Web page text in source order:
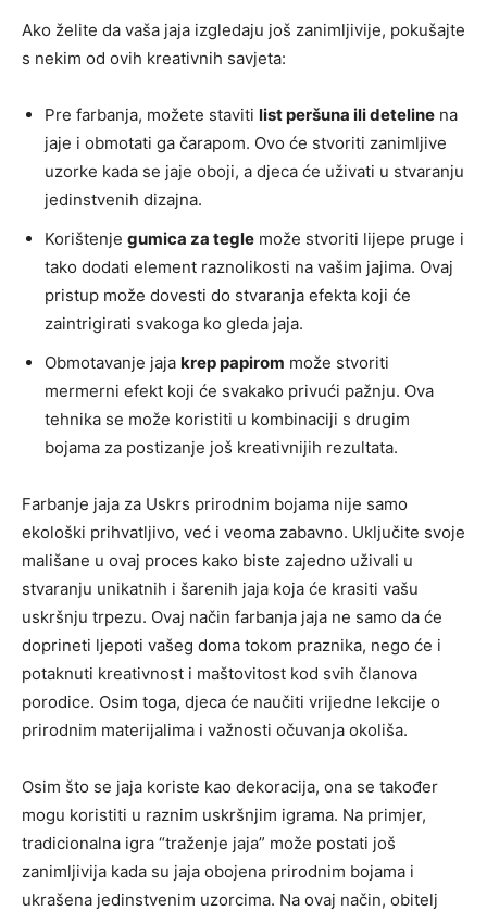
Ako želite da vaša jaja izgledaju još zanimljivije, pokušajte
s nekim od ovih kreativnih savjeta:
Pre farbanja, možete staviti list peršuna ili deteline na
jaje i obmotati ga čarapom. Ovo će stvoriti zanimljive
uzorke kada se jaje oboji, a djeca će uživati u stvaranju
jedinstvenih dizajna.
Korištenje gumica za tegle može stvoriti lijepe pruge i
tako dodati element raznolikosti na vašim jajima. Ovaj
pristup može dovesti do stvaranja efekta koji će
zaintrigirati svakoga ko gleda jaja.
Obmotavanje jaja krep papirom može stvoriti
mermerni efekt koji će svakako privući pažnju. Ova
tehnika se može koristiti u kombinaciji s drugim
bojama za postizanje još kreativnijih rezultata.
Farbanje jaja za Uskrs prirodnim bojama nije samo
ekološki prihvatljivo, već i veoma zabavno. Uključite svoje
mališane u ovaj proces kako biste zajedno uživali u
stvaranju unikatnih i šarenih jaja koja će krasiti vašu
uskršnju trpezu. Ovaj način farbanja jaja ne samo da će
doprineti ljepoti vašeg doma tokom praznika, nego će i
potaknuti kreativnost i maštovitost kod svih članova
porodice. Osim toga, djeca će naučiti vrijedne lekcije o
prirodnim materijalima i važnosti očuvanja okoliša.
Osim što se jaja koriste kao dekoracija, ona se također
mogu koristiti u raznim uskršnjim igrama. Na primjer,
tradicionalna igra “traženje jaja” može postati još
zanimljivija kada su jaja obojena prirodnim bojama i
ukrašena jedinstvenim uzorcima. Na ovaj način, obitelj